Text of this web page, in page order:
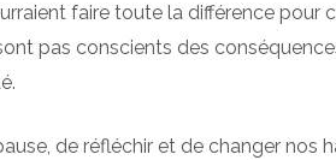
faire toute la différence pour
pas conscients des
de réfléchir et de changer nos